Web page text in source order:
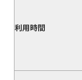
利用時間